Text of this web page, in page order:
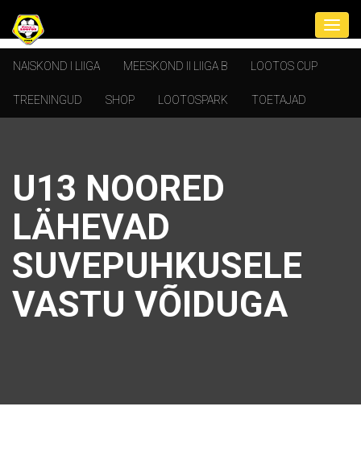
NAISKOND I LIIGA MEESKOND II LIIGA B LOOTOS CUP
TREENINGUD SHOP LOOTOSPARK TOETAJAD
U13 NOORED
LÄHEVAD
SUVEPUHKUSELE
VASTU VÕIDUGA